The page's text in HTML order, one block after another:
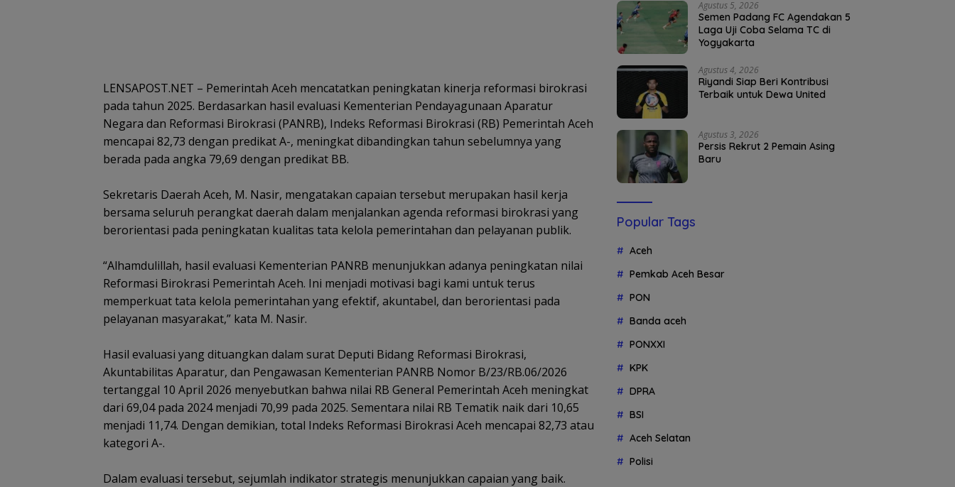
LENSAPOST.NET – Pemerintah Aceh mencatatkan peningkatan kinerja reformasi birokrasi
pada tahun 2025. Berdasarkan hasil evaluasi Kementerian Pendayagunaan Aparatur
Negara dan Reformasi Birokrasi (PANRB), Indeks Reformasi Birokrasi (RB) Pemerintah Aceh
mencapai 82,73 dengan predikat A-, meningkat dibandingkan tahun sebelumnya yang
berada pada angka 79,69 dengan predikat BB.
‎Sekretaris Daerah Aceh, M. Nasir, mengatakan capaian tersebut merupakan hasil kerja
bersama seluruh perangkat daerah dalam menjalankan agenda reformasi birokrasi yang
berorientasi pada peningkatan kualitas tata kelola pemerintahan dan pelayanan publik.
‎“Alhamdulillah, hasil evaluasi Kementerian PANRB menunjukkan adanya peningkatan nilai
Reformasi Birokrasi Pemerintah Aceh. Ini menjadi motivasi bagi kami untuk terus
memperkuat tata kelola pemerintahan yang efektif, akuntabel, dan berorientasi pada
pelayanan masyarakat,” kata M. Nasir.
‎Hasil evaluasi yang dituangkan dalam surat Deputi Bidang Reformasi Birokrasi,
Akuntabilitas Aparatur, dan Pengawasan Kementerian PANRB Nomor B/23/RB.06/2026
tertanggal 10 April 2026 menyebutkan bahwa nilai RB General Pemerintah Aceh meningkat
dari 69,04 pada 2024 menjadi 70,99 pada 2025. Sementara nilai RB Tematik naik dari 10,65
menjadi 11,74. Dengan demikian, total Indeks Reformasi Birokrasi Aceh mencapai 82,73 atau
kategori A-.
‎Dalam evaluasi tersebut, sejumlah indikator strategis menunjukkan capaian yang baik.
Agustus 5, 2026
Semen Padang FC Agendakan 5
Laga Uji Coba Selama TC di
Yogyakarta
Agustus 4, 2026
Riyandi Siap Beri Kontribusi
Terbaik untuk Dewa United
Agustus 3, 2026
Persis Rekrut 2 Pemain Asing
Baru
Popular Tags
Aceh
Pemkab Aceh Besar
PON
Banda aceh
PONXXI
KPK
DPRA
BSI
Aceh Selatan
Polisi